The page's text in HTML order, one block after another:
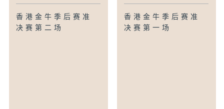
香港金牛季后赛准
决赛第二场
香港金牛季后赛准
决赛第一场